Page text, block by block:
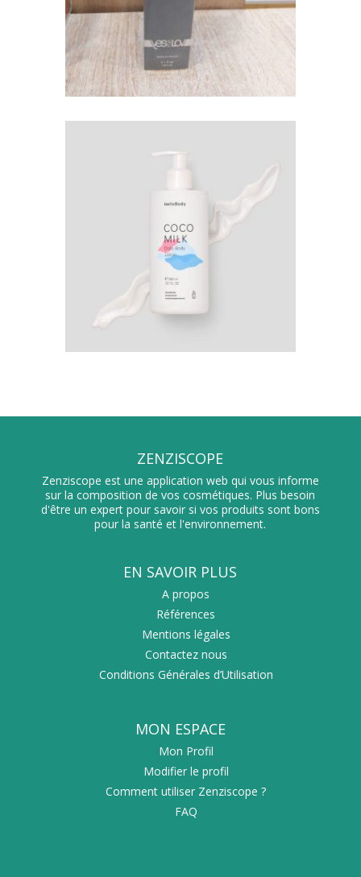
ZENZISCOPE
Zenziscope est une application web qui vous informe
sur la composition de vos cosmétiques. Plus besoin
d'être un expert pour savoir si vos produits sont bons
pour la santé et l'environnement.
EN SAVOIR PLUS
A propos
Références
Mentions légales
Contactez nous
Conditions Générales d’Utilisation
MON ESPACE
Mon Profil
Modifier le profil
Comment utiliser Zenziscope ?
FAQ